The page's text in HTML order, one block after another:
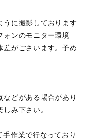
うに撮影しております
ォンのモニター環境
差がごさいます。予め
どがある場合があり
み下さい。
作業で行なっており